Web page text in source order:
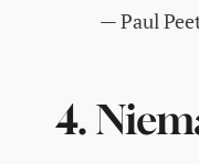
— Paul
4.